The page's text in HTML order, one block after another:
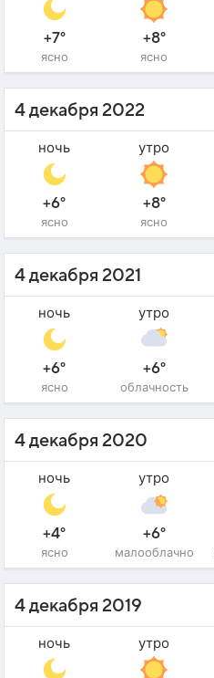
+7°
ясно
+8°
ясно
4 декабря 2022
ночь
+6°
ясно
утро
+8°
ясно
4 декабря 2021
ночь
+6°
ясно
утро
+6°
облачность
4 декабря 2020
ночь
+4°
ясно
утро
+6°
малооблачно
4 декабря 2019
ночь утро